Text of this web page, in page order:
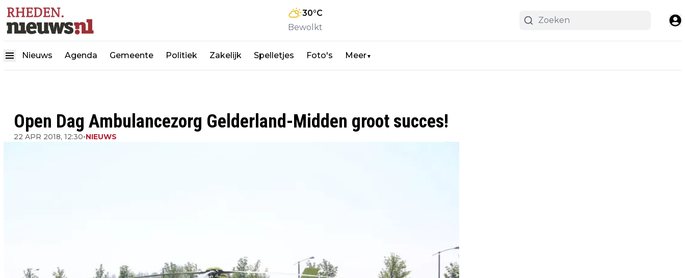
30°C
Bewolkt
Nieuws Agenda Gemeente Politiek Zakelijk Spelletjes Foto's Meer▼
Open Dag Ambulancezorg Gelderland-Midden groot succes!
22 APR 2018, 12:30•NIEUWS